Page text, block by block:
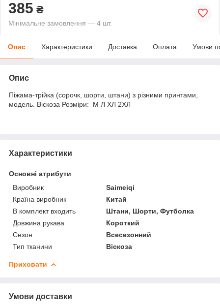
385 ₴
Мінімальне замовлення — 4 шт.
Опис Характеристики Доставка Оплата Умови
Опис
Піжама-трійка (сорочк, шорти, штани) з різними принтами,
модель. Віскоза Розміри: М Л ХЛ 2ХЛ
Характеристики
Основні атрибути
Виробник
Saimeiqi
Країна виробник
Китай
В комплект входить
Штани, Шорти, Футболка
Довжина рукава
Короткий
Сезон
Всесезонний
Тип тканини
Віскоза
Приховати
Умови доставки